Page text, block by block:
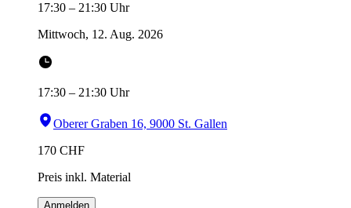
17:30 – 21:30 Uhr
Mittwoch, 12. Aug. 2026
17:30 – 21:30 Uhr
Oberer Graben 16, 9000 St. Gallen
170 CHF
Preis inkl. Material
Anmelden